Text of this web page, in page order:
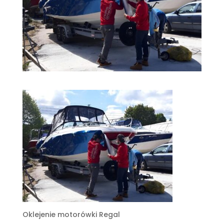
Oklejenie motorówki Regal